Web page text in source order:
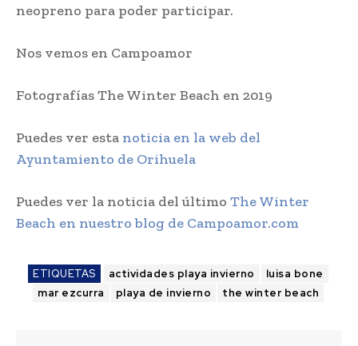
neopreno para poder participar.
Nos vemos en Campoamor
Fotografías The Winter Beach en 2019
Puedes ver esta noticia en la web del
Ayuntamiento de Orihuela
Puedes ver la noticia del último The Winter
Beach en nuestro blog de Campoamor.com
ETIQUETAS actividades playa invierno
luisa bone
mar ezcurra
playa de invierno the winter beach